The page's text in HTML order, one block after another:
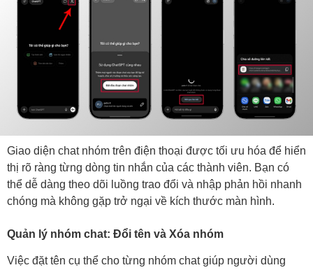
Giao diện chat nhóm trên điện thoại được tối ưu hóa để hiển
thị rõ ràng từng dòng tin nhắn của các thành viên. Bạn có
thể dễ dàng theo dõi luồng trao đổi và nhập phản hồi nhanh
chóng mà không gặp trở ngại về kích thước màn hình.
Quản lý nhóm chat: Đổi tên và Xóa nhóm
Việc đặt tên cụ thể cho từng nhóm chat giúp người dùng